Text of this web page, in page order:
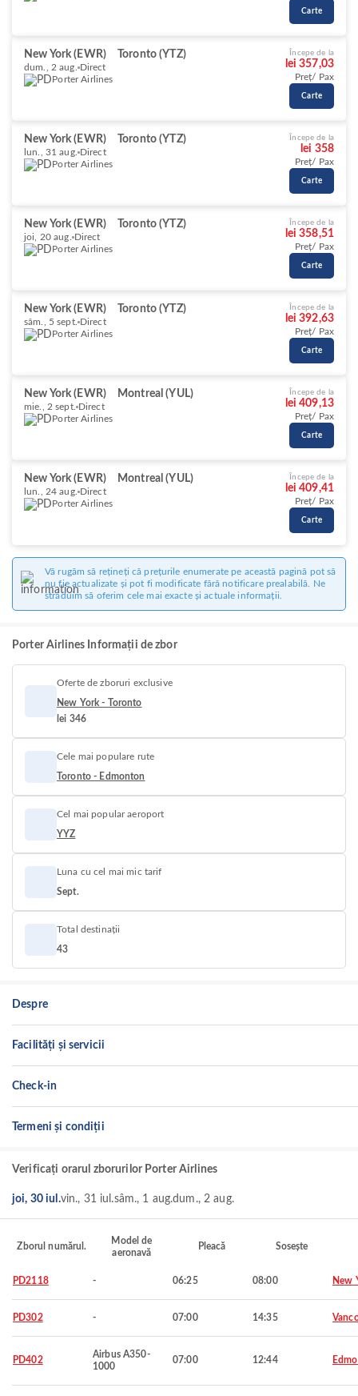
Carte
New York (EWR) Toronto (YTZ)
dum., 2 aug. Direct
Porter Airlines
Începe de la
lei 357,03
Preț/ Pax
Carte
New York (EWR) Toronto (YTZ)
lun., 31 aug. Direct
Porter Airlines
Începe de la
lei 358
Preț/ Pax
Carte
New York (EWR) Toronto (YTZ)
joi, 20 aug. Direct
Porter Airlines
Începe de la
lei 358,51
Preț/ Pax
Carte
New York (EWR) Toronto (YTZ)
sâm., 5 sept. Direct
Porter Airlines
Începe de la
lei 392,63
Preț/ Pax
Carte
New York (EWR) Montreal (YUL)
mie., 2 sept. Direct
Porter Airlines
Începe de la
lei 409,13
Preț/ Pax
Carte
New York (EWR) Montreal (YUL)
lun., 24 aug. Direct
Porter Airlines
Începe de la
lei 409,41
Preț/ Pax
Carte
Vă rugăm să rețineți că prețurile enumerate pe această pagină pot să
nu fie actualizate și pot fi modificate fără notificare prealabilă. Ne
străduim să oferim cele mai exacte și actuale informații.
Porter Airlines Informații de zbor
Oferte de zboruri exclusive
New York - Toronto
lei 346
Cele mai populare rute
Toronto - Edmonton
Cel mai popular aeroport
YYZ
Luna cu cel mai mic tarif
Sept.
Total destinații
43
Despre
Facilități și servicii
Check-in
Termeni și condiții
Verificați orarul zborurilor Porter Airlines
joi, 30 iul.vin., 31 iul.sâm., 1 aug.dum., 2 aug.
Zborul numărul.
Model de
aeronavă
Pleacă Sosește
PD2118 - 06:25 08:00 New
PD302 - 07:00 14:35
PD402
Airbus A350-
1000
07:00 12:44